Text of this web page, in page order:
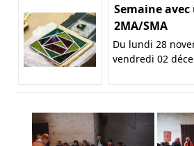
Semaine
2MA/SMA
Du lundi 28
vendredi 02